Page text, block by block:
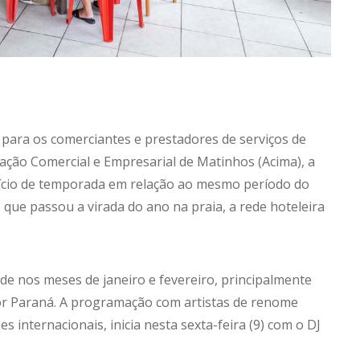
os comerciantes e prestadores de serviços de
Comercial e Empresarial de Matinhos (Acima), a
de temporada em relação ao mesmo período do
passou a virada do ano na praia, a rede hoteleira
nos meses de janeiro e fevereiro, principalmente
Paraná. A programação com artistas de renome
internacionais, inicia nesta sexta-feira (9) com o DJ